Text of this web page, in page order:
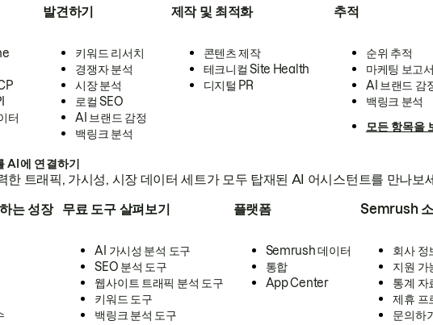
터
발견하기
키워드 리서치
경쟁자 분석
시장 분석
로컬 SEO
AI 브랜드 감정
백링크 분석
제작 및 최적화
콘텐츠 제작
테크니컬 Site Health
디지털 PR
추적
순위 추적
마케팅 보고
AI 브랜드 감
백링크 분석
모든 항목을
에 연결하기
한 트래픽, 가시성, 시장 데이터 세트가 모두 탑재된 AI 어시스턴트를 만나보
는 성장 무료 도구 살펴보기
AI 가시성 분석 도구
SEO 분석 도구
웹사이트 트래픽 분석 도구
키워드 도구
백링크 분석 도구
플랫폼
Semrush 데이터
통합
App Center
Semrush
회사 정
지원 가
통계 자
제휴 프
문의하